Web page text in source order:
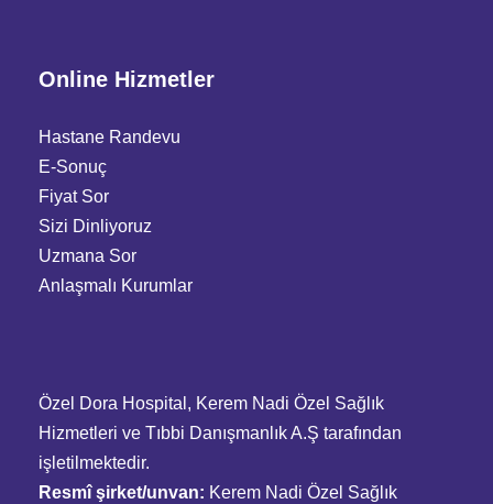
Online Hizmetler
Hastane Randevu
E-Sonuç
Fiyat Sor
Sizi Dinliyoruz
Uzmana Sor
Anlaşmalı Kurumlar
Özel Dora Hospital, Kerem Nadi Özel Sağlık
Hizmetleri ve Tıbbi Danışmanlık A.Ş tarafından
işletilmektedir.
Resmî şirket/unvan: Kerem Nadi Özel Sağlık